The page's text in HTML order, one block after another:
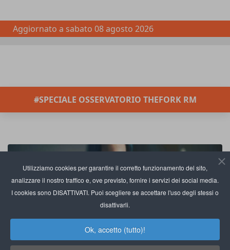
Utilizziamo cookies per garantire il corretto funzionamento del sito,
analizzare il nostro traffico e, ove previsto, fornire i servizi dei social media.
I cookies sono DISATTIVATI. Puoi scegliere se accettare l'uso degli stessi o
disattivarli.
Ok, accetto (tutto)!
Aggiornato a sabato 08 agosto 2026
#SPECIALE OSSERVATORIO THEFORK RM